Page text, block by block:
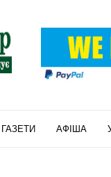
АФІША